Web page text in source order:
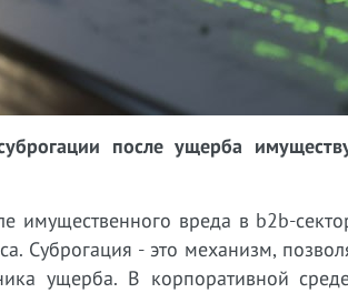
после ущерба
вреда в b2b-
Суброгация - это механизм,
ущерба. В корпоративной